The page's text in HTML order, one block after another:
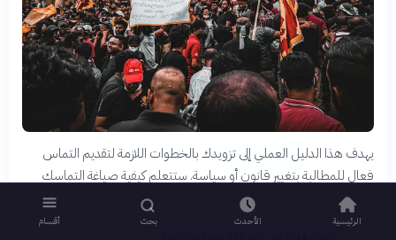
يهدف هذا الدليل العملي إلى تزويدك بالخطوات اللازمة لتقديم التماس
فعال للمطالبة بتغيير قانون أو سياسة. ستتعلم كيفية صياغة التماسك
وتقديمه للجهات المختصة، وكيفية حشد الدعم لمبادرتك.
الرئيسية الأحدث بحث أقسام